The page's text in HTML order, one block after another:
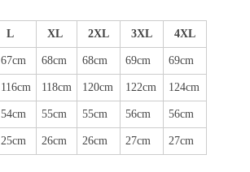
L XL 2XL 3XL 4XL
67cm 68cm 68cm 69cm 69cm
116cm 118cm 120cm 122cm 124cm
54cm 55cm 55cm 56cm 56cm
25cm 26cm 26cm 27cm 27cm